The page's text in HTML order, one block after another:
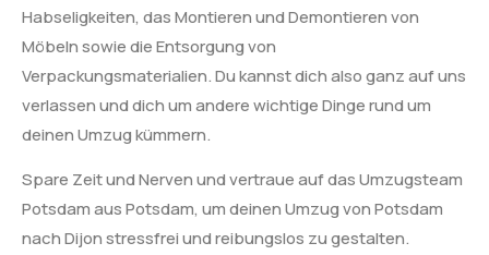
Habseligkeiten, das Montieren und Demontieren von
Möbeln sowie die Entsorgung von
Verpackungsmaterialien. Du kannst dich also ganz auf uns
verlassen und dich um andere wichtige Dinge rund um
deinen Umzug kümmern.
Spare Zeit und Nerven und vertraue auf das Umzugsteam
Potsdam aus Potsdam, um deinen Umzug von Potsdam
nach Dijon stressfrei und reibungslos zu gestalten.